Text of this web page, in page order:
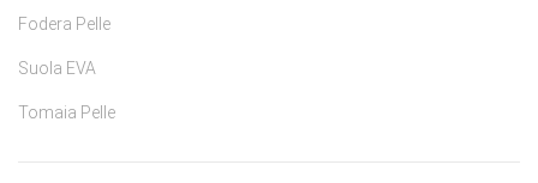
Fodera Pelle
Suola EVA
Tomaia Pelle